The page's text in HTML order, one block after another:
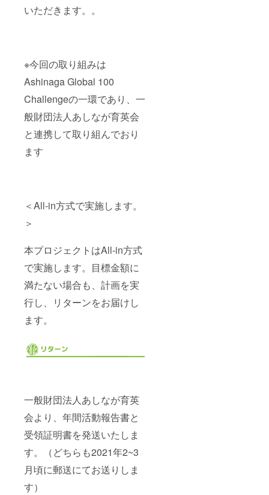
いただきます。。
※今回の取り組みは
Ashinaga Global 100
Challengeの一環であり、一
般財団法人あしなが育英会
と連携して取り組んでおり
ます
＜All-in方式で実施します。
＞
本プロジェクトはAll-in方式
で実施します。目標金額に
満たない場合も、計画を実
行し、リターンをお届けし
ます。
一般財団法人あしなが育英
会より、年間活動報告書と
受領証明書を発送いたしま
す。（どちらも2021年2~3
月頃に郵送にてお送りしま
す）